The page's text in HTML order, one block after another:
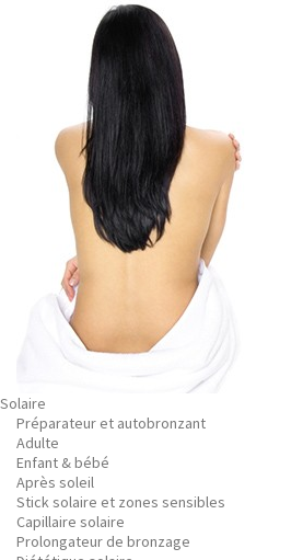
Solaire
Préparateur et autobronzant
Adulte
Enfant & bébé
Après soleil
Stick solaire et zones sensibles
Capillaire solaire
Prolongateur de bronzage